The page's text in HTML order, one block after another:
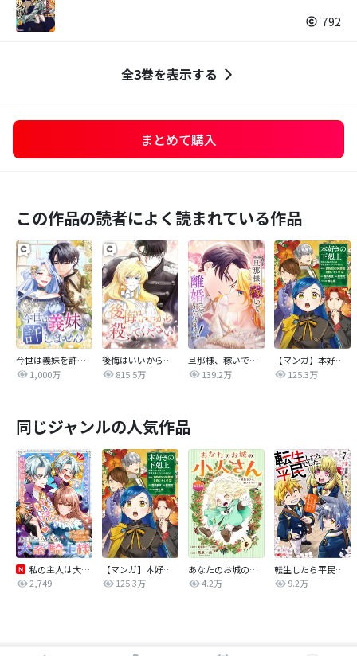
792
全3巻を表示する
まとめて購入
この作品の読者によく読まれている作品
今世は義妹を許しません
1,000万
後悔はいいから殺してください
815.5万
旦那様、稼いで離婚させていただきます！
139.2万
【マンガ】本好きの下剋上 第四部
125.3万
同じジャンルの人気作品
私の主人は大きな犬系騎士様
2,749
【マンガ】本好きの下剋上 第四部
125.3万
あなたのお城の小人さん ～御飯下さい、働きますっ～（コミック）【分冊版】
4.2万
転生したら平民でした。～生活水準に耐えられないので貴族を目指します～（コミック）
9.2万